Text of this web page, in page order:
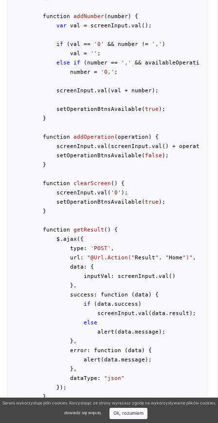
function addNumber( number) {
var val = screenInput.val();
if (val == '0' && number != ',' )
                val =
'' ;
else
if (number == ','
&&
                number =
'0,' ;
            screenInput.val(val + number);
            setOperationBtnsAvailable(
true );
        }
function addOperation (operation ) {
            screenInput.val(screenInput.val() + operation);
            setOperationBtnsAvailable(
false );
        }
function clearScreen ( ) {
            screenInput.val(
'0' );
            setOperationBtnsAvailable(
true );
        }
function getResult ( ) {
            $.ajax({
                type:
'POST' ,
                url:
"@Url.Action("Result", "Home")" ,
                data: {
                    inputVal: screenInput.val()
                },
                success: function (data) {
if (data.success)
                        screenInput.val(data.result);
else
                        alert(data.message);
                },
                error: function (data) {
                    alert(data.message);
                },
                dataType:
"json"
            });
        }
Serwis wykorzystuje pliki cookies. Korzystając ze strony wyrażasz zgodę na wykorzystywanie plików cookies.
dowiedz się więcej. Ok, rozumiem